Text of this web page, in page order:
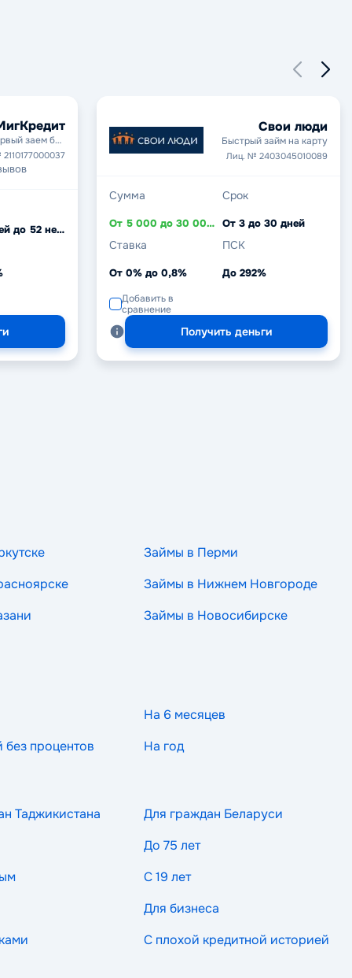
заем без
процентов
От 5 дней до 52 недель
Свои люди
Быстрый займ на карту
Лиц. № 2403045010089
Сумма
От 5 000 до 30 000 ₽
Срок
От 3 до 30 дней
Ставка
От 0% до 0,8%
ПСК
До 292%
Добавить в
сравнение
Получить деньги
Займы в Перми
Займы в Нижнем Новгороде
Займы в Новосибирске
На 6 месяцев
процентов На год
Таджикистана
Для граждан Беларуси
До 75 лет
С 19 лет
Для бизнеса
С плохой кредитной историей